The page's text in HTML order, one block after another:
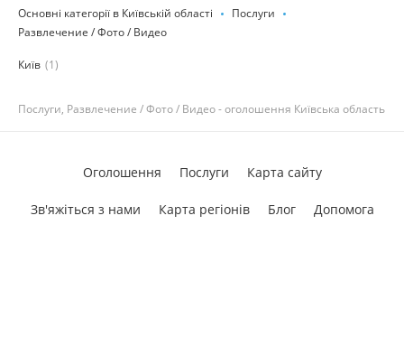
Основні категорії в Київській області
Послуги
Развлечение / Фото / Видео
Київ (1)
Послуги, Развлечение / Фото / Видео - оголошення Київська область
Оголошення Послуги Карта сайту
Зв'яжіться з нами Карта регіонів Блог Допомога